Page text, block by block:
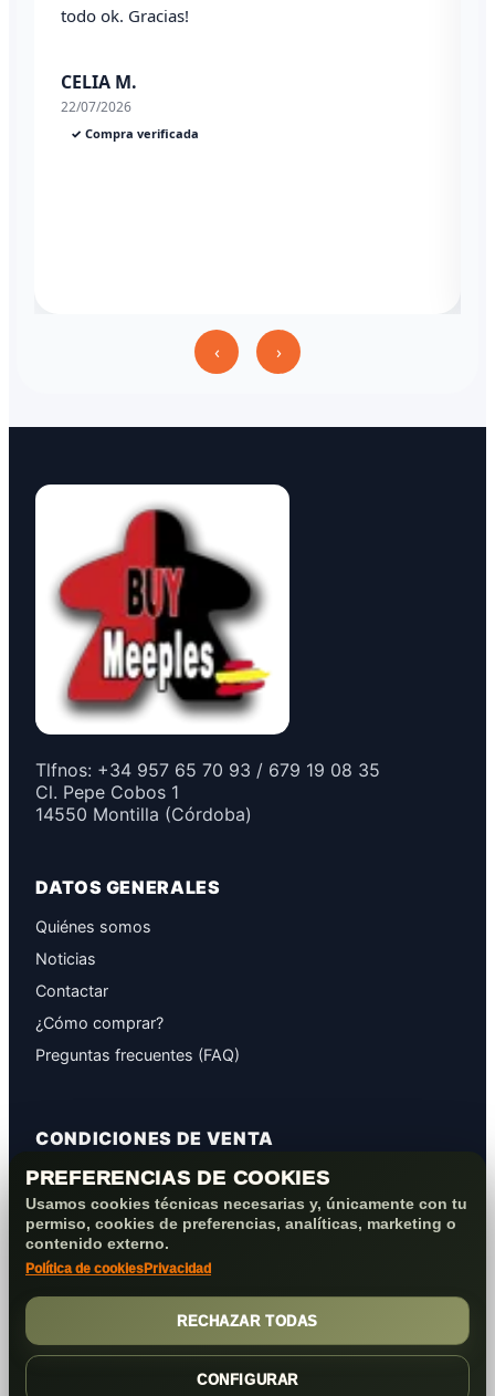
PREFERENCIAS DE COOKIES
Usamos cookies técnicas necesarias y, únicamente con tu
permiso, cookies de preferencias, analíticas, marketing o
contenido externo.
Política de cookies Privacidad
RECHAZAR TODAS
CONFIGURAR
‹
todo ok. Gracias!
CELIA M.
22/07/2026
✓ Compra verificada
›
Tlfnos: +34 957 65 70 93 / 679 19 08 35
Cl. Pepe Cobos 1
14550 Montilla (Córdoba)
DATOS GENERALES
Quiénes somos
Noticias
Contactar
¿Cómo comprar?
Preguntas frecuentes (FAQ)
CONDICIONES DE VENTA
GARANTÍAS
PROTECCIÓN DE DATOS
COOKIES+PRIVACIDAD
FORMAS DE PAGO